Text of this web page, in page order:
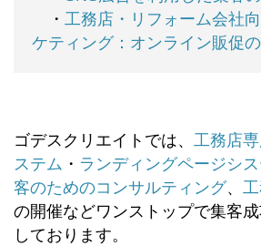
・ 工務店・リフォーム会社
ケティング：オンライン販促
ゴデスクリエイトでは、 工務店
ステム ・ ランディングページシ
客のためのコンサルティング、
の開催などワンストップで集客
しております。